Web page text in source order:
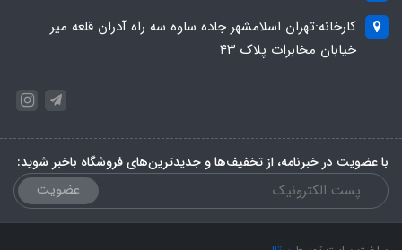
کارخانه:تهران اسلامشهر جاده ساوه سه راه آدران قلعه میر
خیابان مخابرات پلاک ۴۳
با عضویت در خبرنامه، از تخفیف‌ها و جدیدترین‌های فروشگاه باخبر شوید:
عضویت